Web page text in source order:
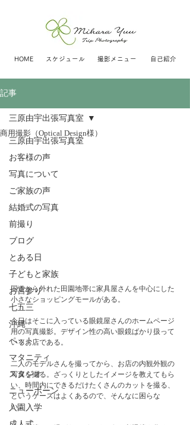
HOME スケジュール 撮影メニュー 自己紹介
記事
三原由宇出張写真室
お客様の声
写真について
ご家族の声
結婚式の写真
前撮り
ブログ
とある日
子どもと家族
お宮参り
七五三
沖縄
ペット
マタニティ
スタジオ
ニューボーン
入園入学
三原由宇出張写真室
商用撮影（Optical Design様）
国道から外れた田園地帯に家具屋さんを中心にした
小さなショッピングモールがある。
今日はそこに入っている眼鏡屋さんのホームページ
用の写真撮影。デザイン性の高い眼鏡ばかり扱って
いるお店である。
二人のモデルさんを撮ってから、お店の内観外観の
写真を撮る。ざっくりとしたイメージを教えてもら
い、時間内にできるだけたくさんのカットを撮る、
というケースはよくあるので、そんなに困らな
い。